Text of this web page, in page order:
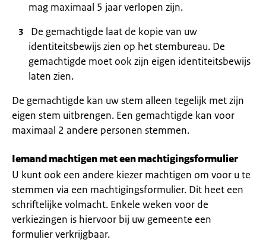
mag maximaal 5 jaar verlopen zijn.
De gemachtigde laat de kopie van uw
identiteitsbewijs zien op het stembureau. De
gemachtigde moet ook zijn eigen identiteitsbewijs
laten zien.
De gemachtigde kan uw stem alleen tegelijk met zijn
eigen stem uitbrengen. Een gemachtigde kan voor
maximaal 2 andere personen stemmen.
Iemand machtigen met een machtigingsformulier
U kunt ook een andere kiezer machtigen om voor u te
stemmen via een machtigingsformulier. Dit heet een
schriftelijke volmacht. Enkele weken voor de
verkiezingen is hiervoor bij uw gemeente een
formulier verkrijgbaar.